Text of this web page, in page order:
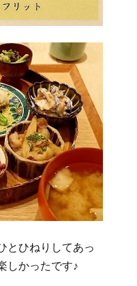
とひねりしてあっ
しかったです♪